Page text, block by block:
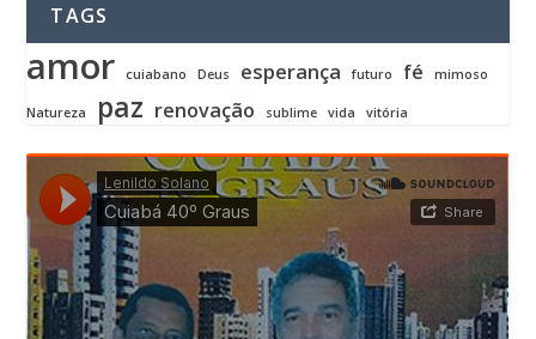
TAGS
amor cuiabano Deus esperança futuro fé mimoso
Natureza paz renovação sublime vida vitória